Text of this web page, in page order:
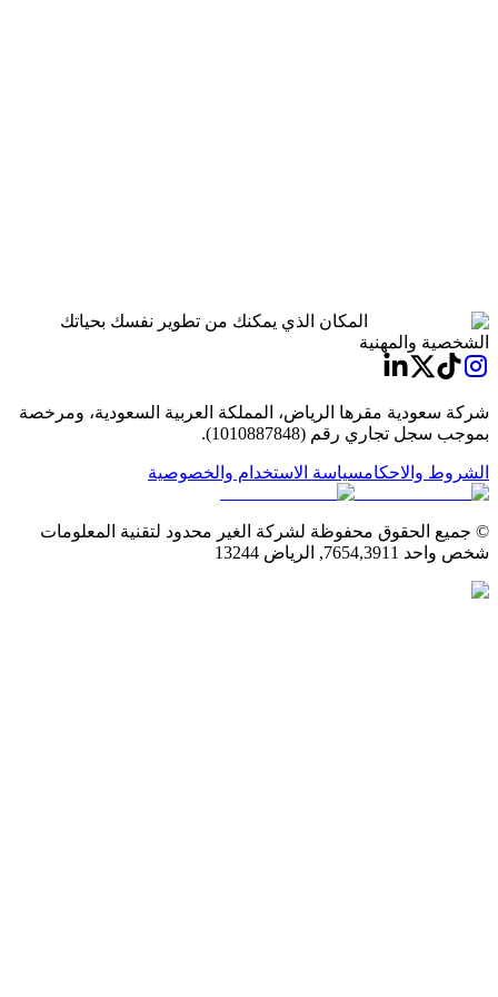
المكان الذي يمكنك من تطوير نفسك بحياتك
الشخصية والمهنية
شركة سعودية مقرها الرياض، المملكة العربية السعودية، ومرخصة
بموجب سجل تجاري رقم (1010887848).
الشروط والاحكامسياسة الاستخدام والخصوصية
© جميع الحقوق محفوظة لشركة الغير محدود لتقنية المعلومات
شخص واحد 7654,3911, الرياض 13244